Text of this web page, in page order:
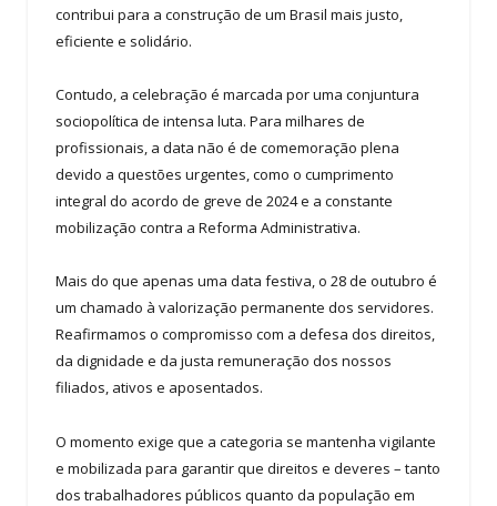
contribui para a construção de um Brasil mais justo,
eficiente e solidário.
Contudo, a celebração é marcada por uma conjuntura
sociopolítica de intensa luta. Para milhares de
profissionais, a data não é de comemoração plena
devido a questões urgentes, como o cumprimento
integral do acordo de greve de 2024 e a constante
mobilização contra a Reforma Administrativa.
Mais do que apenas uma data festiva, o 28 de outubro é
um chamado à valorização permanente dos servidores.
Reafirmamos o compromisso com a defesa dos direitos,
da dignidade e da justa remuneração dos nossos
filiados, ativos e aposentados.
O momento exige que a categoria se mantenha vigilante
e mobilizada para garantir que direitos e deveres – tanto
dos trabalhadores públicos quanto da população em